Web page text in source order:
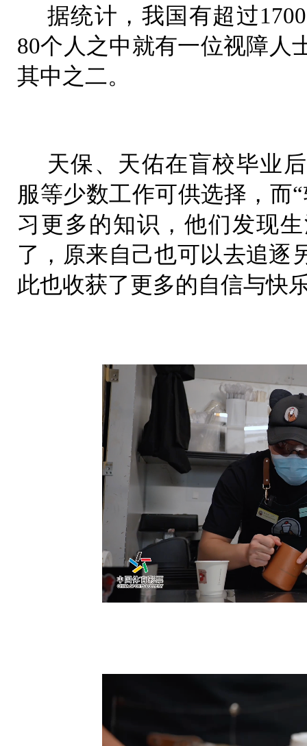
据统计，我国有超过
80个人之中就有一位视障人
其中之二。
天保、天佑在盲校毕业
服等少数工作可供选择，而
习更多的知识，他们发现
了，原来自己也可以去追逐
此也收获了更多的自信与快